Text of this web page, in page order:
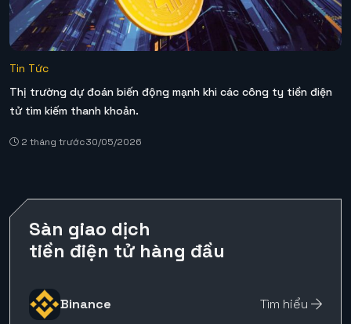
Tin Tức
Thị trường dự đoán biến động mạnh khi các công ty tiền điện
tử tìm kiếm thanh khoản.
2 tháng trước30/05/2026
Sàn giao dịch
tiền điện tử hàng đầu
Binance Tìm hiểu